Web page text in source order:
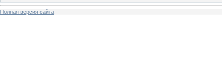
Полная версия сайта